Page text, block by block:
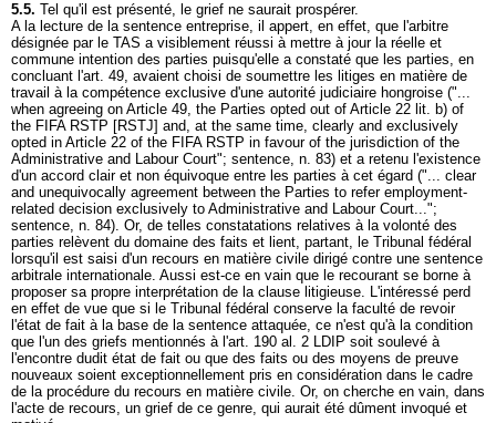
5.5. Tel qu'il est présenté, le grief ne saurait prospérer.
A la lecture de la sentence entreprise, il appert, en effet, que l'arbitre
désignée par le TAS a visiblement réussi à mettre à jour la réelle et
commune intention des parties puisqu'elle a constaté que les parties, en
concluant l'art. 49, avaient choisi de soumettre les litiges en matière de
travail à la compétence exclusive d'une autorité judiciaire hongroise ("...
when agreeing on Article 49, the Parties opted out of Article 22 lit. b) of
the FIFA RSTP [RSTJ] and, at the same time, clearly and exclusively
opted in Article 22 of the FIFA RSTP in favour of the jurisdiction of the
Administrative and Labour Court"; sentence, n. 83) et a retenu l'existence
d'un accord clair et non équivoque entre les parties à cet égard ("... clear
and unequivocally agreement between the Parties to refer employment-
related decision exclusively to Administrative and Labour Court...";
sentence, n. 84). Or, de telles constatations relatives à la volonté des
parties relèvent du domaine des faits et lient, partant, le Tribunal fédéral
lorsqu'il est saisi d'un recours en matière civile dirigé contre une sentence
arbitrale internationale. Aussi est-ce en vain que le recourant se borne à
proposer sa propre interprétation de la clause litigieuse. L'intéressé perd
en effet de vue que si le Tribunal fédéral conserve la faculté de revoir
l'état de fait à la base de la sentence attaquée, ce n'est qu'à la condition
que l'un des griefs mentionnés à l'art. 190 al. 2 LDIP soit soulevé à
l'encontre dudit état de fait ou que des faits ou des moyens de preuve
nouveaux soient exceptionnellement pris en considération dans le cadre
de la procédure du recours en matière civile. Or, on cherche en vain, dans
l'acte de recours, un grief de ce genre, qui aurait été dûment invoqué et